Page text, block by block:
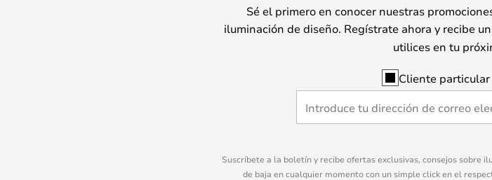
Sé el primero en conocer nuestras
iluminación de diseño. Regístrate ahora y recibe un
utilices en tu
Cliente particular
Suscríbete a la boletín y recibe ofertas exclusivas, consejos sobre
de baja en cualquier momento con un simple click en el